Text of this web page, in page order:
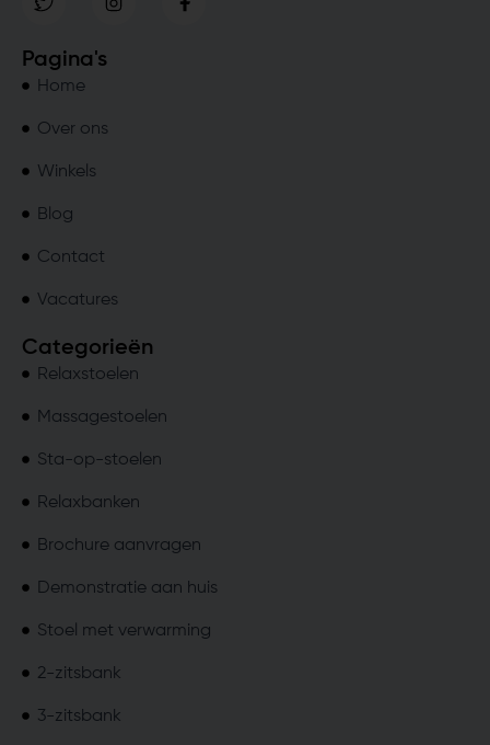
Pagina's
Home
Over ons
Winkels
Blog
Contact
Vacatures
Categorieën
Relaxstoelen
Massagestoelen
Sta-op-stoelen
Relaxbanken
Brochure aanvragen
Demonstratie aan huis
Stoel met verwarming
2-zitsbank
3-zitsbank